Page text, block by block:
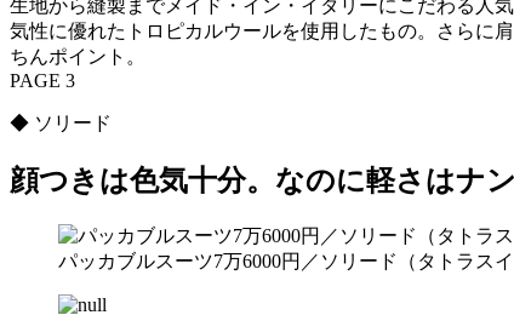
生地から縫製までメイド・イン・イタリーにこだわる人
気性に優れたトロピカルウールを使用したもの。さらに
ちんポイント。
PAGE 3
◆ ソリード
顔つきは色気十分。なのに軽さはナ
パッカブルスーツ7万6000円／ソリード（タトラス